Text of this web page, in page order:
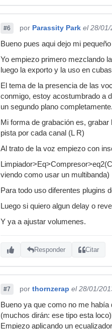
#6 por Parassity Park el 28/
Bueno pues aqui dejo mi
Yo empiezo primero mezclando
luego la exporto y la uso en
El tema de la presencia de las
conmigo, estoy acostumbrado a
un segundo plano completamente.
Mi forma de grabación es,
pista por cada canal (L R)
Al trato de la voz empiezo con
viendo como usar un multibanda)
Para todo uso diferentes plugins
Luego si quiero algun delay o
Y ya a ajustar volumenes.
Responder Citar
#7 por thornzerap el 28/01/
Bueno ya que como no me
(muchos dirán: ese tipo esta
Empiezo aplicando un